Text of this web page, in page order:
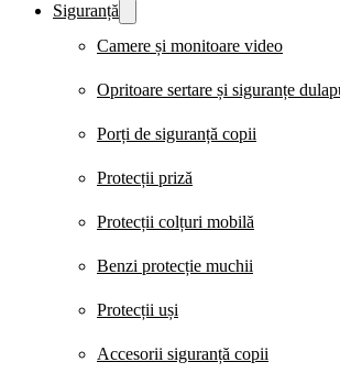
Siguranță
Camere și monitoare video
Opritoare sertare și siguranțe
Porți de siguranță copii
Protecții priză
Protecții colțuri mobilă
Benzi protecție muchii
Protecții uși
Accesorii siguranță copii